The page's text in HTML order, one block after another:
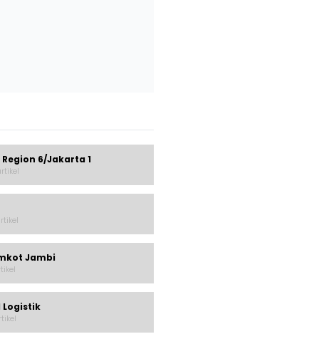
Region 6/Jakarta 1
Jambi
Logistik